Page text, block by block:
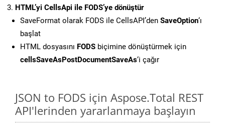
HTML’yi CellsApi ile FODS’ye dönüştür
SaveFormat olarak FODS ile CellsAPI’den SaveOption‘ı
başlat
HTML dosyasını FODS biçimine dönüştürmek için
cellsSaveAsPostDocumentSaveAs‘i çağır
JSON to FODS için Aspose.Total REST
API'lerinden yararlanmaya başlayın